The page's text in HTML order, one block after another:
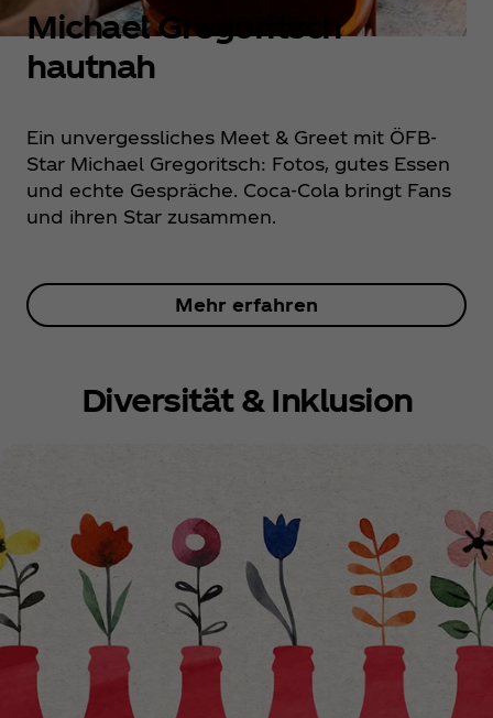
Michael Gregoritsch
hautnah
Ein unvergessliches Meet & Greet mit ÖFB-
Star Michael Gregoritsch: Fotos, gutes Essen
und echte Gespräche. Coca‑Cola bringt Fans
und ihren Star zusammen.
Mehr erfahren
Diversität & Inklusion